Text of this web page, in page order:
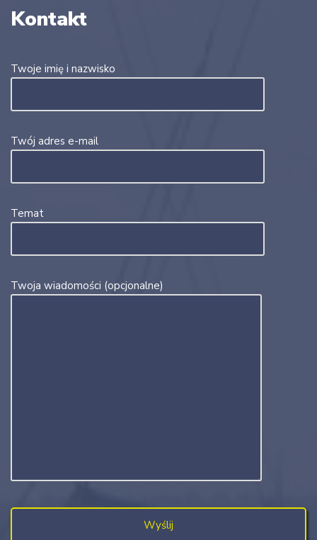
Kontakt
Twoje imię i nazwisko
Twój adres e-mail
Temat
Twoja wiadomości (opcjonalne)